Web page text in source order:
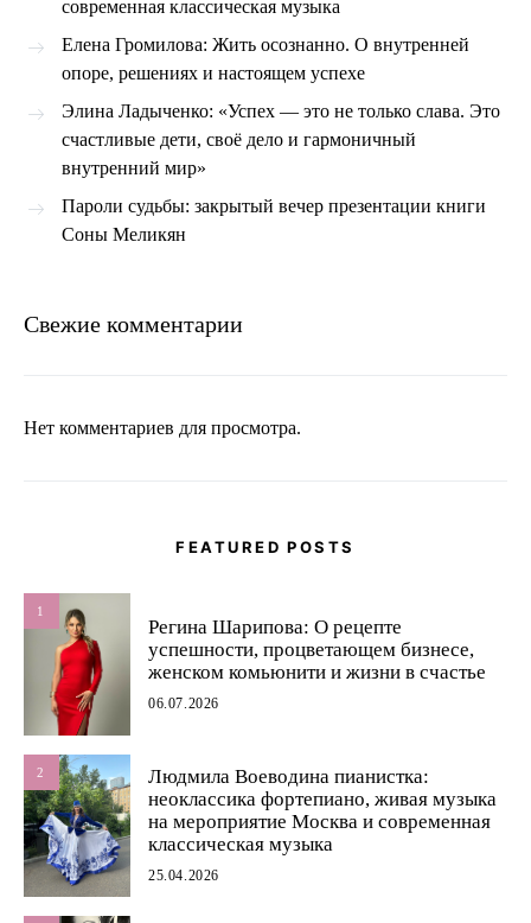
современная классическая музыка
Елена Громилова: Жить осознанно. О внутренней
опоре, решениях и настоящем успехе
Элина Ладыченко: «Успех — это не только слава. Это
счастливые дети, своё дело и гармоничный
внутренний мир»
Пароли судьбы: закрытый вечер презентации книги
Соны Меликян
Свежие комментарии
Нет комментариев для просмотра.
FEATURED POSTS
1
Регина Шарипова: О рецепте
успешности, процветающем бизнесе,
женском комьюнити и жизни в счастье
06.07.2026
2
Людмила Воеводина пианистка:
неоклассика фортепиано, живая музыка
на мероприятие Москва и современная
классическая музыка
25.04.2026